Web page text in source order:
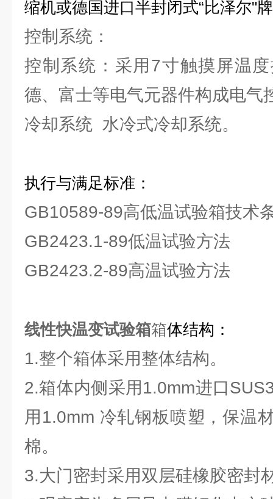
缩机或德国进口半封闭式“比泽尔"
控制系统：
控制系统：采用7寸触摸屏温
德、富士等电气元器件构成电气
冷却系统 水冷式冷却系统。
执行与满足标准：
GB10589-89高低温试验箱技术
GB2423.1-89低温试验方法
GB2423.2-89高温试验方法
线性快温变试验箱箱体结构：
1.整个箱体采用整体结构。
2.箱体内侧采用1.0mm进口
用1.0mm 冷轧钢板喷塑，保温
棉。
3.大门密封采用双层硅橡胶密封